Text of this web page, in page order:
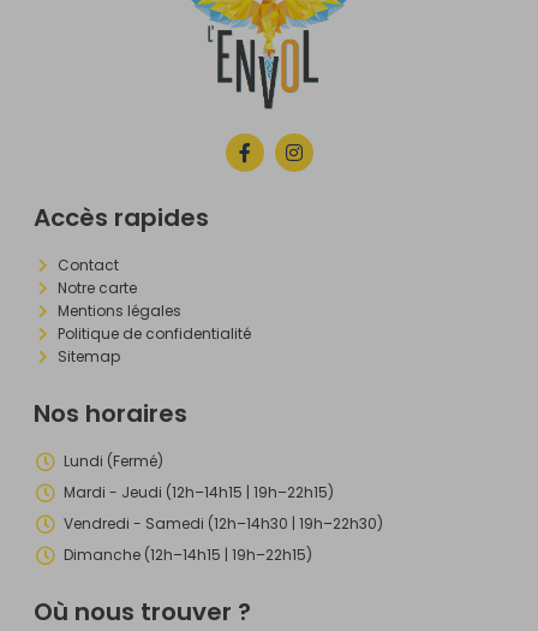
Accès rapides
Contact
Notre carte
Mentions légales
Politique de confidentialité
Sitemap
Nos horaires
Lundi (Fermé)
Mardi - Jeudi (12h–14h15 | 19h–22h15)
Vendredi - Samedi (12h–14h30 | 19h–22h30)
Dimanche (12h–14h15 | 19h–22h15)
Où nous trouver ?